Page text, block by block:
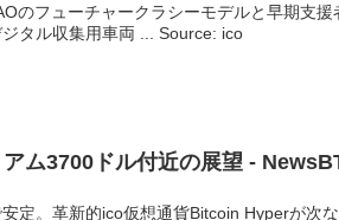
のフューチャークラシーモデルと早期支援
タル収集用車両 ... Source: ico
ム3700ドル付近の展望 -
定。革新的ico仮想通貨Bitcoin Hyperが次